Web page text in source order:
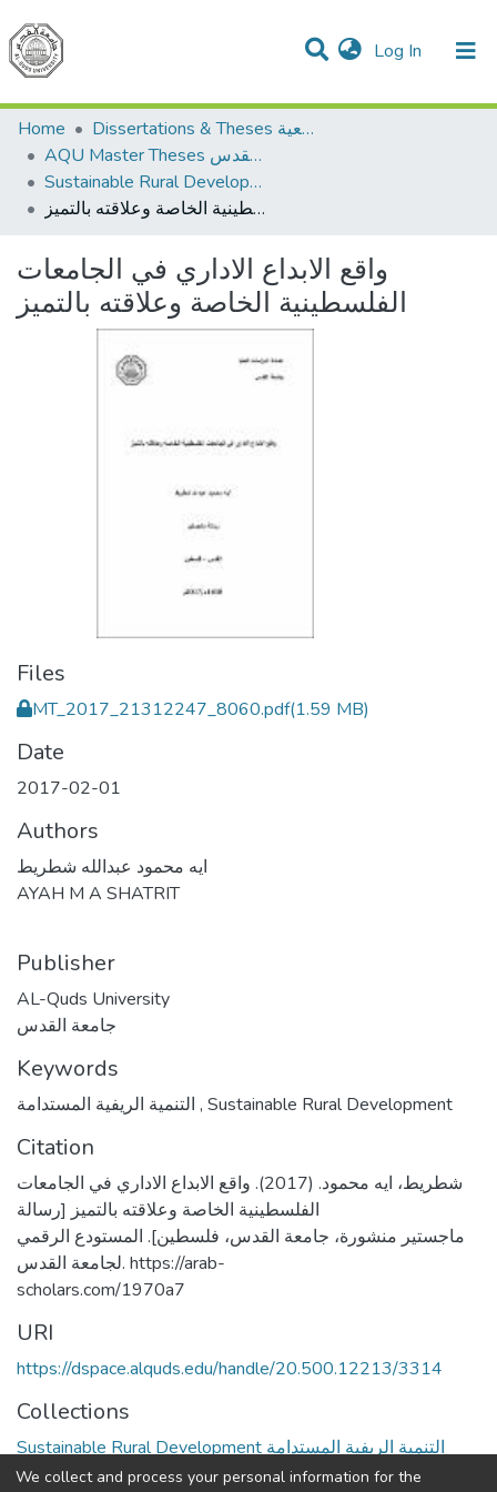
Log In (current)
Communities & Collections
All of DSpace
Home
Dissertations & Theses الرسائل الجامعية
AQU Master Theses الرسائل الجامعية الخاصة بجامعة القدس
Sustainable Rural Development التنمية الريفية المستدامة
واقع الابداع الاداري في الجامعات الفلسطينية الخاصة وعلاقته بالتميز
واقع الابداع الاداري في الجامعات
الفلسطينية الخاصة وعلاقته بالتميز
Files
MT_2017_21312247_8060.pdf(1.59 MB)
Date
2017-02-01
Authors
ايه محمود عبدالله شطريط
AYAH M A SHATRIT
Publisher
AL-Quds University
جامعة القدس
Keywords
, Sustainable Rural Development
Citation
شطريط، ايه محمود. (2017). واقع الابداع الاداري في الجامعات
الفلسطينية الخاصة وعلاقته بالتميز [رسالة
ماجستير منشورة، جامعة القدس، فلسطين]. المستودع الرقمي
لجامعة القدس. https://arab-
scholars.com/1970a7
URI
https://dspace.alquds.edu/handle/20.500.12213/3314
Collections
Sustainable Rural Development التنمية الريفية المستدامة
We collect and process your personal information for the